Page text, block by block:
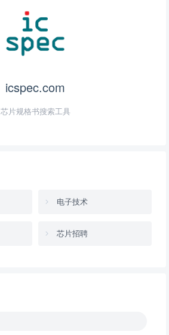
icspec.com
芯片规格书搜索工具
电子技术
芯片招聘